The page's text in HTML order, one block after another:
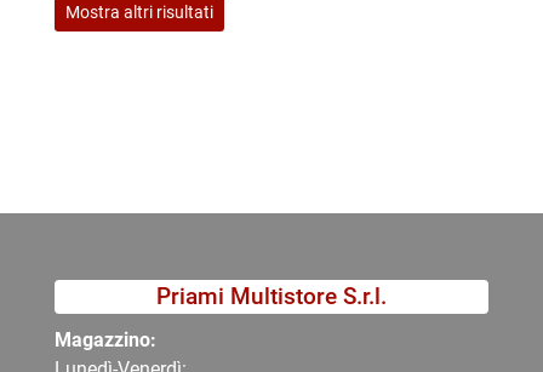
Mostra altri risultati
Priami Multistore S.r.l.
Magazzino: